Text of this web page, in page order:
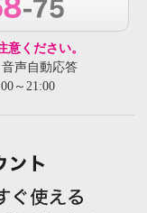
ください。
声自動応答
～21:00